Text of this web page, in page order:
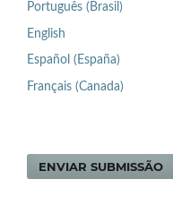
Português (Brasil)
English
Español (España)
Français (Canada)
ENVIAR SUBMISSÃO